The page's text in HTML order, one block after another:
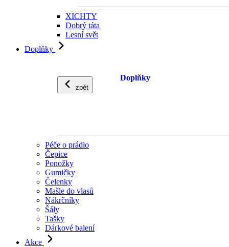
XICHTY
Dobrý táta
Lesní svět
Doplňky
zpět
Doplňky
Péče o prádlo
Čepice
Ponožky
Gumičky
Čelenky
Mašle do vlasů
Nákrčníky
Šály
Tašky
Dárkové balení
Akce